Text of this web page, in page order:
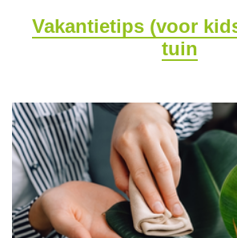
Vakantietips (voor
tuin